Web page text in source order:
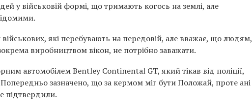
у військовій формі, що тримають когось на землі, але
які перебувають на передовій, але вважає, що людям,
виробництвом вікон, не потрібно заважати.
автомобілем Bentley Continental GT, який тікав від поліції,
зазначено, що за кермом міг бути Положай, проте ані
підтвердили.